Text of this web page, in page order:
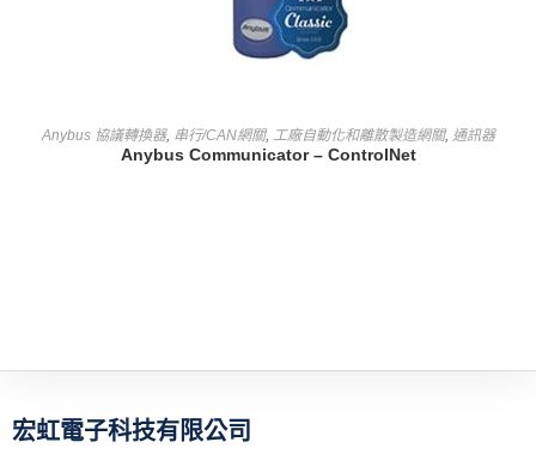
查看內容
Anybus 協議轉換器, 串行/CAN網關, 工廠自動化和離散製造網關, 通訊器
Anybus Communicator – ControlNet
宏虹電子科技有限公司